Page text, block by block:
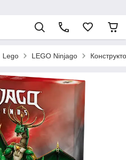
Lego LEGO Ninjago